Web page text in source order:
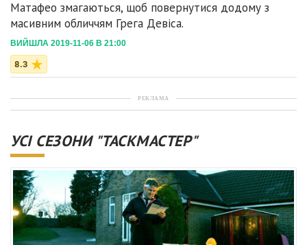
Матафео змагаються, щоб повернутися додому з
масивним обличчям Грега Девіса.
ВИЙШЛА 2019-11-06 В 21:00
8.3
РЕКЛАМА
УСІ СЕЗОНИ "ТАСКМАСТЕР"